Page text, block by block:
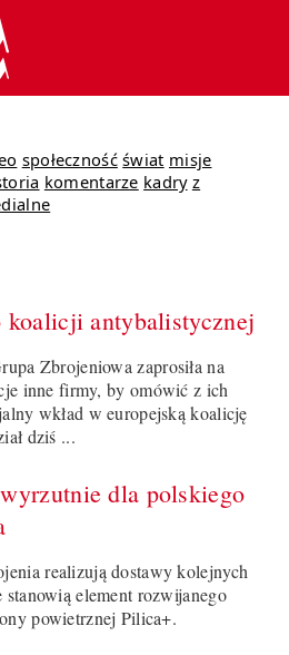
społeczność świat misje
komentarze kadry z
koalicji antybalistycznej
Zbrojeniowa zaprosiła na
inne firmy, by omówić z ich
wkład w europejską koalicję
dziś ...
dla polskiego
realizują dostawy kolejnych
element rozwijanego
powietrznej Pilica+.